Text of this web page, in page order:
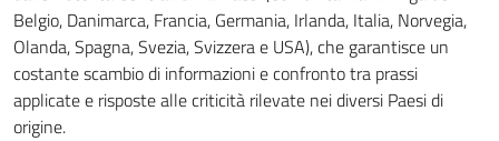
Belgio, Danimarca, Francia, Germania, Irlanda, Italia, Norvegia,
Olanda, Spagna, Svezia, Svizzera e USA), che garantisce un
costante scambio di informazioni e confronto tra prassi
applicate e risposte alle criticità rilevate nei diversi Paesi di
origine.